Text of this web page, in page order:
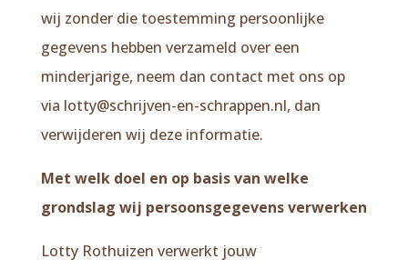
wij zonder die toestemming persoonlijke
gegevens hebben verzameld over een
minderjarige, neem dan contact met ons op
via lotty@schrijven-en-schrappen.nl, dan
verwijderen wij deze informatie.
Met welk doel en op basis van welke
grondslag wij persoonsgegevens verwerken
Lotty Rothuizen verwerkt jouw